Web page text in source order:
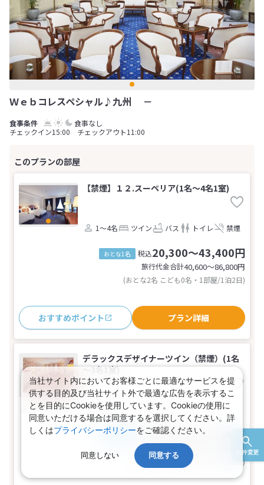
条件変更
Ｗｅｂコレスペシャル♪九州 －
食事なし
チェックイン15:00 チェックアウト11:00
【禁煙】１２.スーペリア(1名～4名1室)
1～4名 ツイン バス トイレ 禁煙
おとな1名 税込20,300～43,400円
旅行代金合計40,600〜86,800円
(おとな2名 こども0名・1部屋/1泊2日)
おすすめポイント プラン詳細
デラックスデザイナーツイン（禁煙）(1名
～3名1室)
1～3名 ツイン バス トイレ 禁煙
おとな1名 税込22,500～36,700円
旅行代金合計 45,000〜73,400 円
(おとな2名 こども0名・1部屋/1泊2日)
当社サイト内においてお客様ごとに最適なサービスを提
供する目的及び当社サイト外で最適な広告を表示するこ
とを目的にCookieを使用しています。Cookieの使用に
同意いただける場合は同意するを選択してください。詳
しくはプライバシーポリシーをご確認ください。
同意しない 同意する